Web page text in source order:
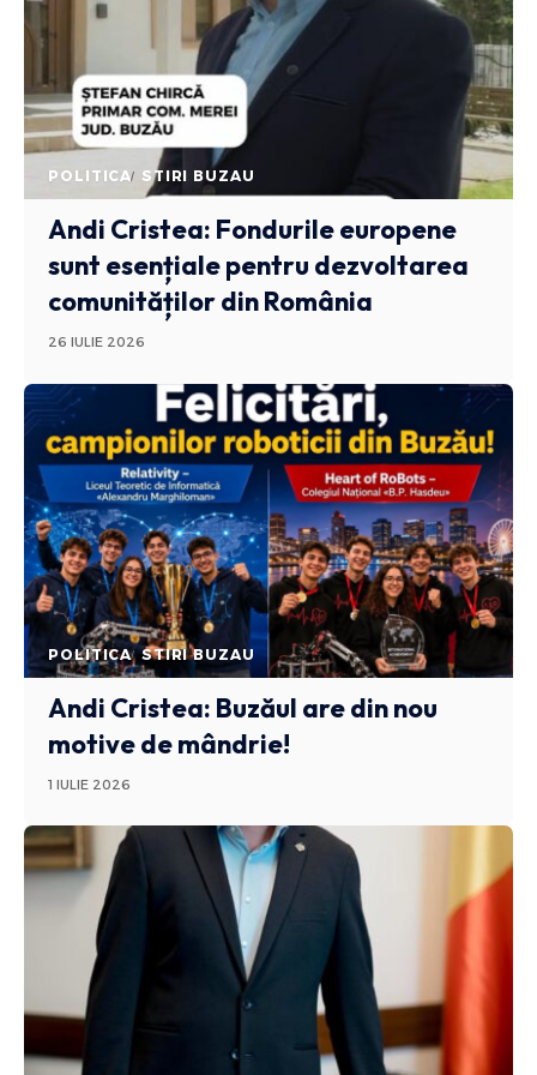
POLITICA STIRI BUZAU
Andi Cristea: Fondurile europene
sunt esențiale pentru dezvoltarea
comunităților din România
26 IULIE 2026
POLITICA STIRI BUZAU
Andi Cristea: Buzăul are din nou
motive de mândrie!
1 IULIE 2026